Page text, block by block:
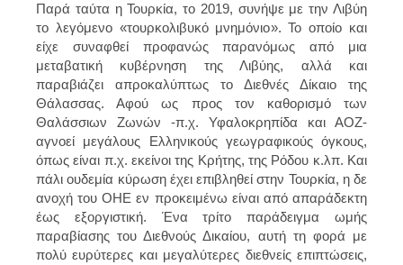
Παρά ταύτα η Τουρκία, το 2019, συνήψε με την Λιβύη
το λεγόμενο «τουρκολιβυκό μνημόνιο». Το οποίο και
είχε συναφθεί προφανώς παρανόμως από μια
μεταβατική κυβέρνηση της Λιβύης, αλλά και
παραβιάζει απροκαλύπτως το Διεθνές Δίκαιο της
Θάλασσας. Αφού ως προς τον καθορισμό των
Θαλάσσιων Ζωνών -π.χ. Υφαλοκρηπίδα και ΑΟΖ-
αγνοεί μεγάλους Ελληνικούς γεωγραφικούς όγκους,
όπως είναι π.χ. εκείνοι της Κρήτης, της Ρόδου κ.λπ. Και
πάλι ουδεμία κύρωση έχει επιβληθεί στην Τουρκία, η δε
ανοχή του ΟΗΕ εν προκειμένω είναι από απαράδεκτη
έως εξοργιστική. Ένα τρίτο παράδειγμα ωμής
παραβίασης του Διεθνούς Δικαίου, αυτή τη φορά με
πολύ ευρύτερες και μεγαλύτερες διεθνείς επιπτώσεις,